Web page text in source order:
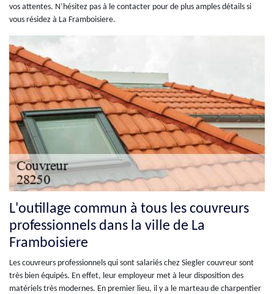
vos attentes. N’hésitez pas à le contacter pour de plus amples détails si
vous résidez à La Framboisiere.
L'outillage commun à tous les couvreurs
professionnels dans la ville de La
Framboisiere
Les couvreurs professionnels qui sont salariés chez Siegler couvreur sont
très bien équipés. En effet, leur employeur met à leur disposition des
matériels très modernes. En premier lieu, il y a le marteau de charpentier